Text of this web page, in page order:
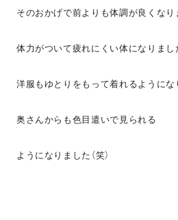
そのおかげで前よりも体調が良くなり
体力がついて疲れにくい体になりまし
洋服もゆとりをもって着れるようにな
奥さんからも色目遣いで見られる
ようになりました（笑）